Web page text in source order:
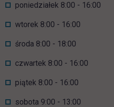
poniedziałek 8:00 - 16:00
wtorek 8:00 - 16:00
środa 8:00 - 18:00
czwartek 8:00 - 16:00
piątek 8:00 - 16:00
sobota 9:00 - 13:00